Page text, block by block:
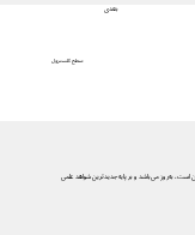
سطح کلسترول
بعدی
است، به‌روز می‌باشد و بر پایه جدیدترین شواهد علمی